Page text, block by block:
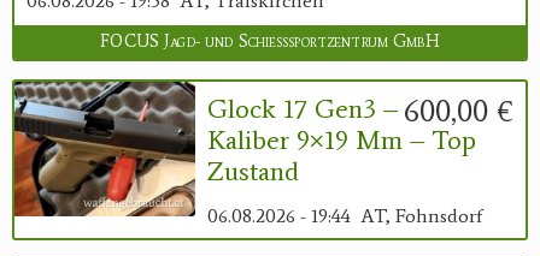
FOCUS Jagd- und Schießsportzentrum GmbH
600,00 €
Glock 17 Gen3 –
Kaliber 9×19 Mm – Top
Zustand
06.08.2026 - 19:44 AT, Fohnsdorf